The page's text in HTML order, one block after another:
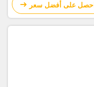
التعدين
احصل على أفضل سعر